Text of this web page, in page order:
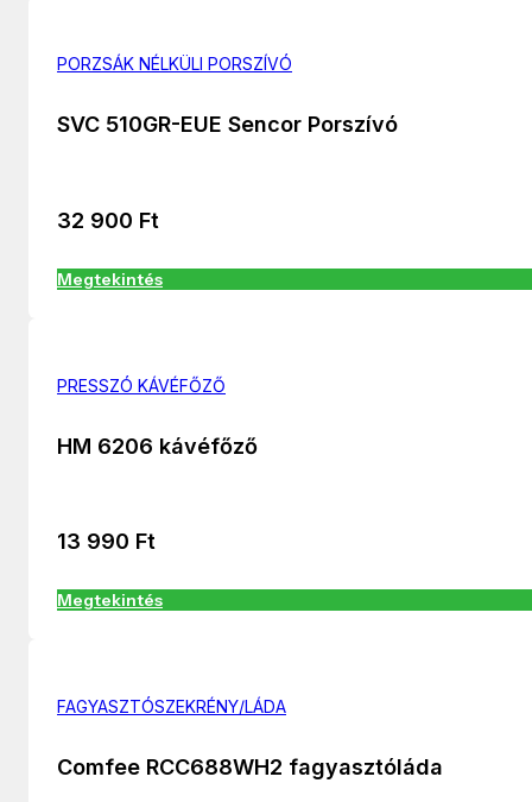
PORZSÁK NÉLKÜLI PORSZÍVÓ
SVC 510GR-EUE Sencor Porszívó
32 900 Ft
Megtekintés
PRESSZÓ KÁVÉFŐZŐ
HM 6206 kávéfőző
13 990 Ft
Megtekintés
FAGYASZTÓSZEKRÉNY/LÁDA
Comfee RCC688WH2 fagyasztóláda